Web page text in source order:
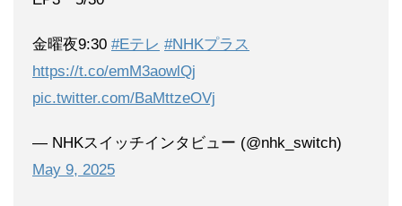
金曜夜9:30 #Eテレ #NHKプラス
https://t.co/emM3aowlQj
pic.twitter.com/BaMttzeOVj
— NHKスイッチインタビュー (@nhk_switch)
May 9, 2025